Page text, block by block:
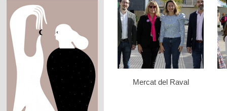
Mercat del Raval